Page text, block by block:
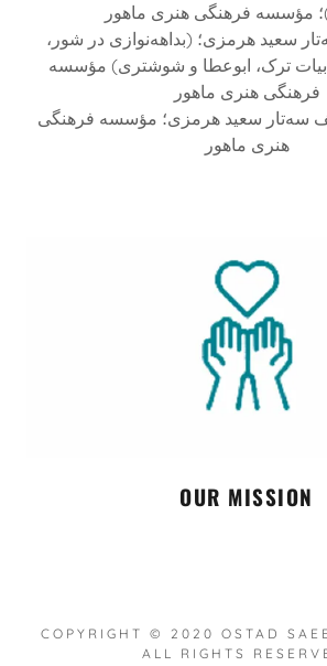
مؤسسه فرهنگی هنری ماهور
سعید هرمزی؛ (بداهه‌نوازی در شور،
ترک، ابوعطا و شوشتری) مؤسسه
فرهنگی هنری ماهور
سه‌تار سعید هرمزی؛ مؤسسه فرهنگی
هنری ماهور
OUR MISSION
COPYRIGHT © 2020 OSTAD
ALL RIGHTS